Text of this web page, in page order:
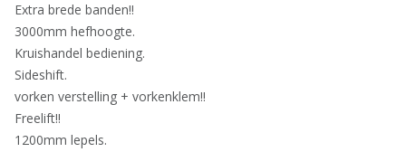
Extra brede banden!!
3000mm hefhoogte.
Kruishandel bediening.
Sideshift.
vorken verstelling + vorkenklem!!
Freelift!!
1200mm lepels.